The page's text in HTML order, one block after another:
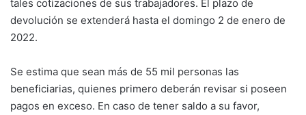
tales cotizaciones de sus trabajadores. El plazo de
devolución se extenderá hasta el domingo 2 de enero de
2022.
Se estima que sean más de 55 mil personas las
beneficiarias, quienes primero deberán revisar si poseen
pagos en exceso. En caso de tener saldo a su favor,